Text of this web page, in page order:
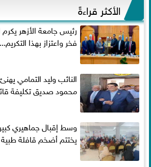
الأكثر قراءةً
رئيس جامعة الأزهر يكرم
فخر واعتزاز بهذا التكريم...
النائب وليد التمامي
محمود صديق تكليفة
وسط إقبال جماهيري
يختتم أضخم قافلة